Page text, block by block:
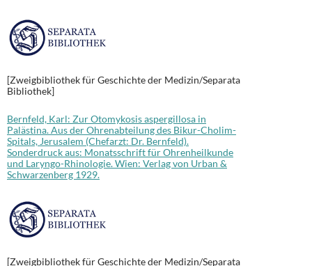
[Zweigbibliothek für Geschichte der Medizin/Separata
Bibliothek]
Bernfeld, Karl: Zur Otomykosis aspergillosa in
Palästina. Aus der Ohrenabteilung des Bikur-Cholim-
Spitals, Jerusalem (Chefarzt: Dr. Bernfeld).
Sonderdruck aus: Monatsschrift für Ohrenheilkunde
und Laryngo-Rhinologie. Wien: Verlag von Urban &
Schwarzenberg 1929.
[Zweigbibliothek für Geschichte der Medizin/Separata